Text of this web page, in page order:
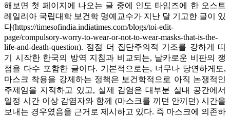
해보면 첫 페이지에 나오는 글 중에 인도 타임즈에 한 오스트
레일리아 국립대학 보건학 명예교수가 지난 달 기고한 글이 있
다(https://timesofindia.indiatimes.com/blogs/toi-edit-
page/compulsory-worry-to-wear-or-not-to-wear-masks-that-is-the-
life-and-death-question). 점점 더 집단주의적 기조를 강하게 띠
기 시작한 한국의 방역 지침과 비교되는, 날카로운 비판의 쟁
점을 다수 포함한 글이다. 기본적으로는, 너무나 당연하게도,
마스크 착용을 강제하는 정책은 보건학적으로 아직 논쟁적인
주제임을 지적하고 있고, 실제 감염은 대부분 실내 공간에서
일정 시간 이상 감염자와 함께 (마스크를 끼던 안끼던) 시간을
보내는 경우였음을 근거로 제시하고 있다. 즉 마스크에 의존하